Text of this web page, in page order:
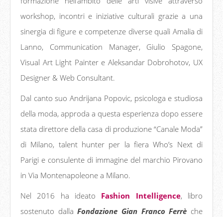
workshop, incontri e iniziative culturali grazie a una
sinergia di figure e competenze diverse quali Amalia di
Lanno, Communication Manager, Giulio Spagone,
Visual Art Light Painter e Aleksandar Dobrohotov, UX
Designer & Web Consultant.
Dal canto suo Andrijana Popovic, psicologa e studiosa
della moda, approda a questa esperienza dopo essere
stata direttore della casa di produzione “Canale Moda”
di Milano, talent hunter per la fiera Who’s Next di
Parigi e consulente di immagine del marchio Pirovano
in Via Montenapoleone a Milano.
Nel 2016 ha ideato Fashion Intelligence, libro
sostenuto dallaFondazione Gian Franco Ferrè che